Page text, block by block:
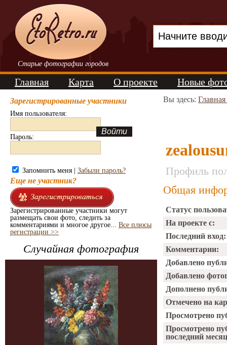
Старые фотографии городов
Главная Карта О проекте Новые
Зарегистрированные участники
Имя пользователя:
Пароль:
Запомнить меня | Забыли пароль?
Еще не участник?
Зарегистрированные участники могут
размещать свои фото, следить за
комментариями и многое другое... Все плюсы
регистрации >>
Случайная фотография
Вы здесь:
Профиль
Общая
Статус
На проекте с:
Последний вход:
Комментарии:
Добавлено
Добавлено
Дополнено
Отмечено на
Просмотрено
Просмотрено
последний